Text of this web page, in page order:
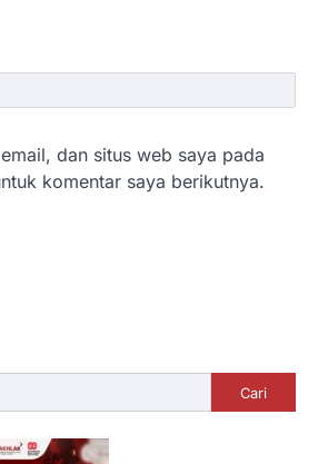
dan situs web saya pada
komentar saya berikutnya.
Cari